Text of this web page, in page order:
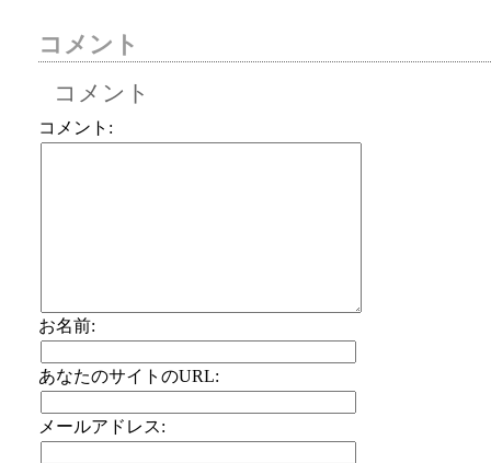
コメント
コメント
コメント:
お名前:
あなたのサイトのURL:
メールアドレス: